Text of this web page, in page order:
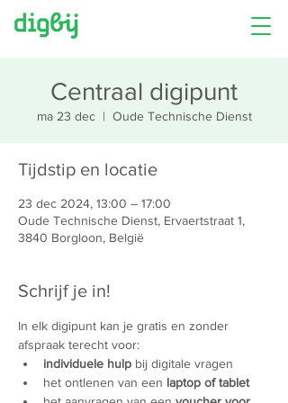
Centraal digipunt
ma 23 dec
  |
Oude Technische Dienst
Tijdstip en locatie
23 dec 2024, 13:00 – 17:00
Oude Technische Dienst, Ervaertstraat 1,
3840 Borgloon, België
Schrijf je in!
In elk digipunt kan je gratis en zonder
afspraak terecht voor:
individuele hulp bij digitale vragen
het ontlenen van een laptop of tablet